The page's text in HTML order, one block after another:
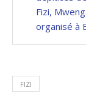
Fizi,
organisé à
FIZI